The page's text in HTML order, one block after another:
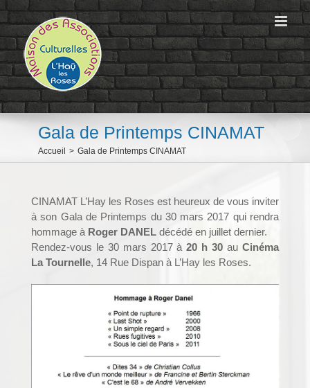
Passer
au
contenu
Gala de Printemps CINAMAT
Accueil > Gala de Printemps CINAMAT
CINAMAT L’Hay les Roses est heureux de vous inviter
à son Gala de Printemps du 30 mars 2017 qui rendra
hommage à Roger DANEL décédé en juillet dernier.
Rendez-vous le 30 mars 2017 à20 h 30 auCinéma
La Tournelle, 14 Rue Dispan à L’Hay les Roses.